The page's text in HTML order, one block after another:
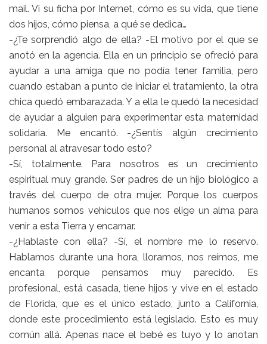
mail. Vi su ficha por Internet, cómo es su vida, que tiene
dos hijos, cómo piensa, a qué se dedica…
-¿Te sorprendió algo de ella? -El motivo por el que se
anotó en la agencia. Ella en un principio se ofreció para
ayudar a una amiga que no podía tener familia, pero
cuando estaban a punto de iniciar el tratamiento, la otra
chica quedó embarazada. Y a ella le quedó la necesidad
de ayudar a alguien para experimentar esta maternidad
solidaria. Me encantó. -¿Sentís algún crecimiento
personal al atravesar todo esto?
-Sí, totalmente. Para nosotros es un crecimiento
espiritual muy grande. Ser padres de un hijo biológico a
través del cuerpo de otra mujer. Porque los cuerpos
humanos somos vehículos que nos elige un alma para
venir a esta Tierra y encarnar.
-¿Hablaste con ella? -Sí, el nombre me lo reservo.
Hablamos durante una hora, lloramos, nos reímos, me
encanta porque pensamos muy parecido. Es
profesional, está casada, tiene hijos y vive en el estado
de Florida, que es el único estado, junto a California,
donde este procedimiento está legislado. Esto es muy
común allá. Apenas nace el bebé es tuyo y lo anotan